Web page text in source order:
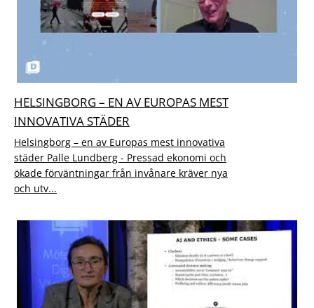
HELSINGBORG – EN AV EUROPAS MEST
INNOVATIVA STÄDER
Helsingborg – en av Europas mest innovativa
städer Palle Lundberg - Pressad ekonomi och
ökade förväntningar från invånare kräver nya
och utv...